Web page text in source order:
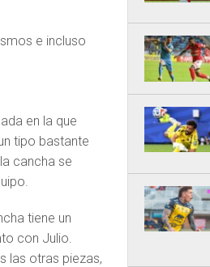
e incluso
en la que
tipo bastante
cancha se
tiene un
con Julio.
las otras piezas,